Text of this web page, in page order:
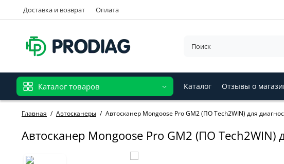
Доставка и возврат Оплата
Каталог товаров Каталог Отзывы о
Главная Автосканеры Автосканер Mongoose Pro GM2 (ПО Tech2WIN) для
Автосканер Mongoose Pro GM2 (ПО Tech2WIN)